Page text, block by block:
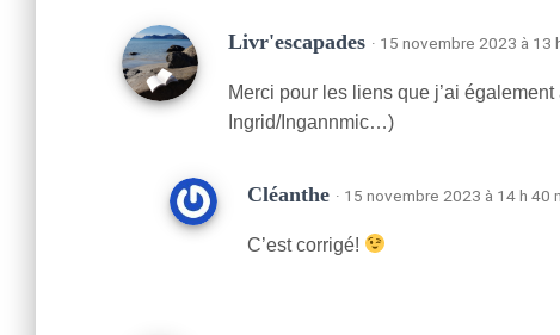
Livr'escapades · 15 novembre 2023 à 13
Merci pour les liens que j’ai
Ingrid/Ingannmic…)
Cléanthe · 15 novembre 2023 à 14 h 40
C’est corrigé!